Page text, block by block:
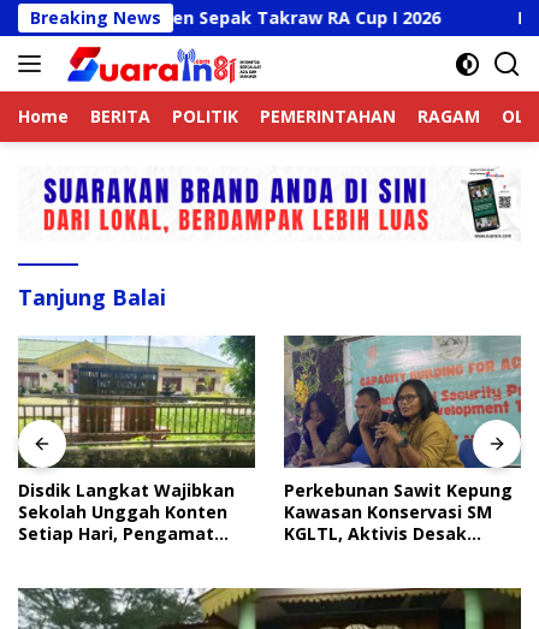
Langsung
ke
konten
Breaking News
Turnamen Sepak Takraw RA Cup I 2026 Disdik
Home BERITA POLITIK PEMERINTAHAN RAGAM
Tanjung Balai
Disdik Langkat Wajibkan
Sekolah Unggah Konten
Setiap Hari, Pengamat
Perkebunan Sawit Kepung
Kawasan Konservasi SM
KGLTL, Aktivis Desak